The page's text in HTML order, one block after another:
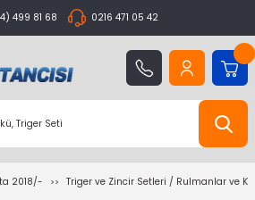
499 81 68 0216 471 05 42
2018/- Triger ve Zincir Setleri / Rulmanlar ve